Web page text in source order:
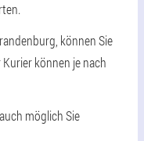
können Sie
können je nach
möglich Sie